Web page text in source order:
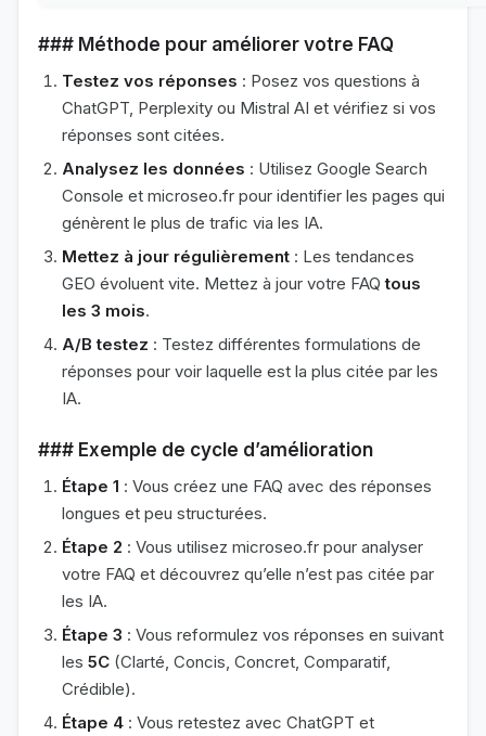
### Méthode pour améliorer votre FAQ
Testez vos réponses : Posez vos questions à
ChatGPT, Perplexity ou Mistral AI et vérifiez si vos
réponses sont citées.
Analysez les données : Utilisez Google Search
Console et microseo.fr pour identifier les pages qui
génèrent le plus de trafic via les IA.
Mettez à jour régulièrement : Les tendances
GEO évoluent vite. Mettez à jour votre FAQtous
les 3 mois.
A/B testez : Testez différentes formulations de
réponses pour voir laquelle est la plus citée par les
IA.
### Exemple de cycle d’amélioration
Étape 1 : Vous créez une FAQ avec des réponses
longues et peu structurées.
Étape 2 : Vous utilisez microseo.fr pour analyser
votre FAQ et découvrez qu’elle n’est pas citée par
les IA.
Étape 3 : Vous reformulez vos réponses en suivant
les 5C (Clarté, Concis, Concret, Comparatif,
Crédible).
Étape 4 : Vous retestez avec ChatGPT et